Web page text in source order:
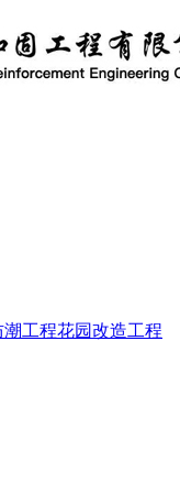
潮工程花园改造工程